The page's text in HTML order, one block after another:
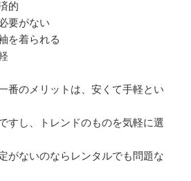
的
要がない
を着られる
番のメリットは、安くて手軽とい
すし、トレンドのものを気軽に選
がないのならレンタルでも問題な